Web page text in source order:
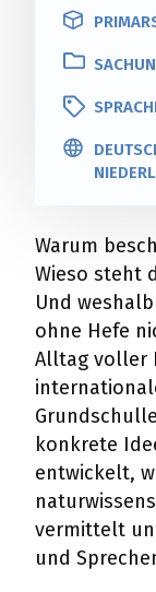
Warum
Wieso steht
Und
ohne Hefe
Alltag voller
konkrete
entwickelt,
vermittelt
und